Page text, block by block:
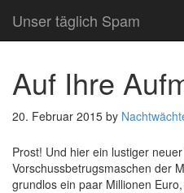
Unser täglich Spam
Auf Ihre
20. Februar 2015 by
Prost! Und hier ein lustiger
Vorschussbetrugsmaschen der
grundlos ein paar Millionen